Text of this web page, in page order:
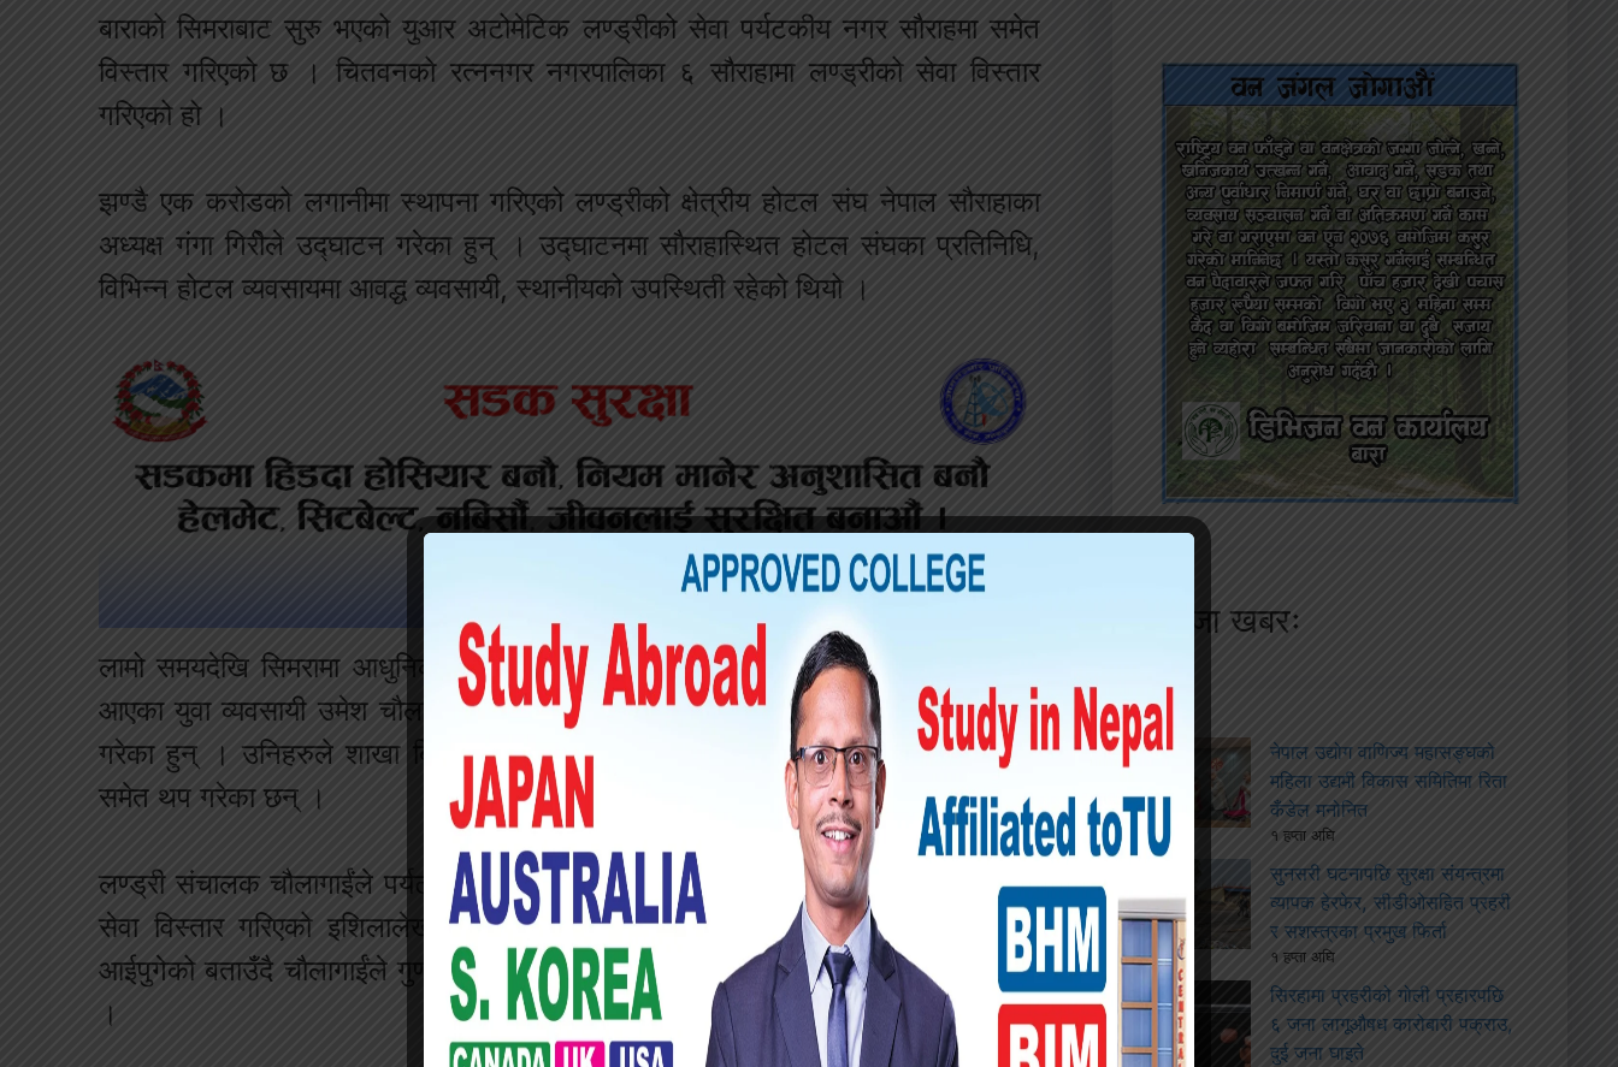
बाराको सिमराबाट सुरु भएको युआर अटोमेटिक लण्ड्रीको सेवा पर्यटकीय नगर सौराहमा समेत
विस्तार गरिएको छ । चितवनको रत्ननगर नगरपालिका ६ सौराहामा लण्ड्रीको सेवा विस्तार
गरिएको हो ।
झण्डै एक करोडको लगानीमा स्थापना गरिएको लण्ड्रीको क्षेत्रीय होटल संघ नेपाल सौराहाका
अध्यक्ष गंगा गिरीेले उद्घाटन गरेका हुन् । उद्घाटनमा सौराहास्थित होटल संघका प्रतिनिधि,
विभिन्न होटल व्यवसायमा आवद्ध व्यवसायी, स्थानीयको उपस्थिती रहेको थियो ।
लामो समयदेखि सिमरामा आधुनिक प्रविधिको प्रयोग गरी लण्ड्री (लुगा धुने) सेवा प्रदान गर्दै
आएका युवा व्यवसायी उमेश चौलागाईं र उनकी पत्नी रिता कंडेलले दोस्रो गन्तब्य सौराहा चयन
गरेका हुन् । उनिहरुले शाखा बिस्तार गर्ने क्रममा गुणस्तरीय सेवाका लागि आधुनिक प्रविधि
समेत थप गरेका छन् ।
लण्ड्री संचालक चौलागाईंले पर्यटकीय नगरी सौराहामा संचालित होटल व्यवसायलाई लक्षित गरेर
सेवा विस्तार गरिएको इशिलालेखलाई बताए । आधुनिक प्रविधिसहितको सेवा लिएर सौराहा
आईपुगेको बताउँदै चौलागाईंले गुणस्तरीय सेवा प्रदान गर्नका लागि सधैं झै प्रतिवद्ध रहेको बताए
।
ताजा खबरः
नेपाल उद्योग वाणिज्य महासङ्घको
महिला उद्यमी विकास समितिमा रिता
कँडेल मनोनित
१ हप्ता अघि
सुनसरी घटनापछि सुरक्षा संयन्त्रमा
व्यापक हेरफेर, सीडीओसहित प्रहरी
र सशस्त्रका प्रमुख फिर्ता
१ हप्ता अघि
सिरहामा प्रहरीको गोली प्रहारपछि
६ जना लागूऔषध कारोबारी पक्राउ,
दुई जना घाइते